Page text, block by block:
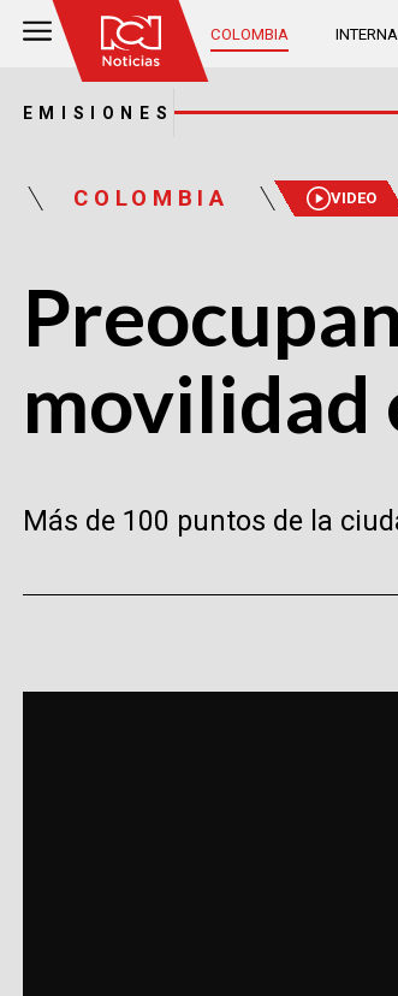
COLOMBIA
EMISIONES
COLOMBIA VIDEO
movilidad
Más de 100 puntos de la